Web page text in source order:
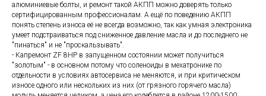
алюминиевые болты, и ремонт такой АКПП можно доверять только
сертифицированным профессионалам. А ещё по поведению АКПП
понять степень износа её не всегда возможно, так как умная электроника
умеет подстраиваться под сниженное давление масла и до последнего не
"пинаться" и не "проскальзывать".
- Капремонт ZF 8HP в запущенном состоянии может получиться
"золотым" - в основном потому что соленоиды в мехатронике по
отдельности в условиях автосервиса не меняются, и при критическом
износе одного или нескольких из них (от грязного горячего масла)